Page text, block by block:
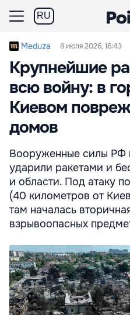
RU
Meduza 8 июля 2026, 16:43
Крупнейшие
всю войну: в
Киевом
домов
Вооруженные силы РФ
ударили ракетами и
и области. Под атаку
(40 километров от
там началась
взрывоопасных